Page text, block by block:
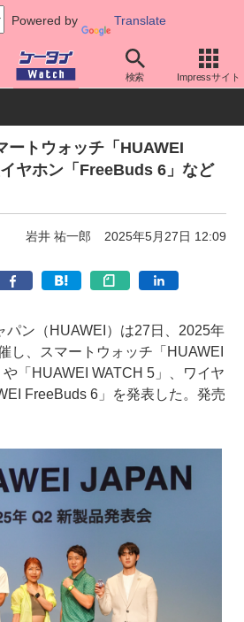
Powered by Translate
検索 Impressサイト
/アクセサリー ウェアラブル スマー
ートウォッチ「HUAWEI
ヤホン「FreeBuds 6」など
岩井 祐一郎 2025年5月27日 12:09
ン（HUAWEI）は27日、2025年
し、スマートウォッチ「HUAWEI
「HUAWEI WATCH 5」、ワイヤ
FreeBuds 6」を発表した。発売